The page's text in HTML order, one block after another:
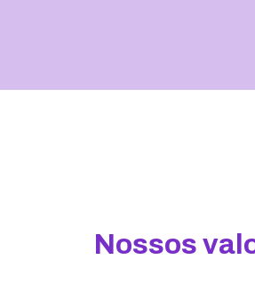
Nossos